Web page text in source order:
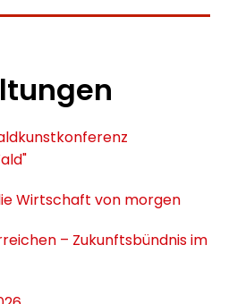
Wirtschaft von morgen
– Zukunftsbündnis im